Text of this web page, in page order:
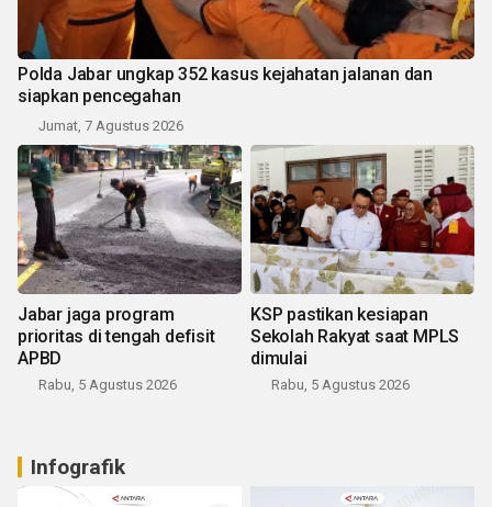
Polda Jabar ungkap 352 kasus kejahatan jalanan dan
siapkan pencegahan
Jumat, 7 Agustus 2026
Jabar jaga program
prioritas di tengah defisit
APBD
Rabu, 5 Agustus 2026
KSP pastikan kesiapan
Sekolah Rakyat saat MPLS
dimulai
Rabu, 5 Agustus 2026
Infografik